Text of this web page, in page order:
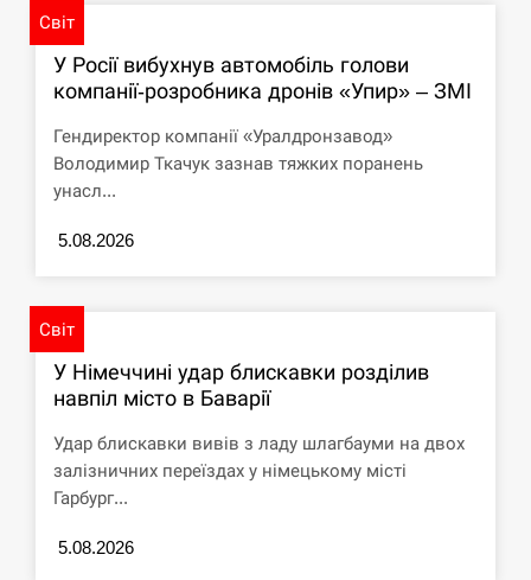
Світ
У Росії вибухнув автомобіль голови
компанії-розробника дронів «Упир» – ЗМІ
Гендиректор компанії «Уралдронзавод»
Володимир Ткачук зазнав тяжких поранень
унасл...
5.08.2026
Світ
У Німеччині удар блискавки розділив
навпіл місто в Баварії
Удар блискавки вивів з ладу шлагбауми на двох
залізничних переїздах у німецькому місті
Гарбург...
5.08.2026